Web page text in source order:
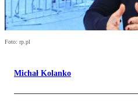
Foto: rp.pl
Michał Kolanko